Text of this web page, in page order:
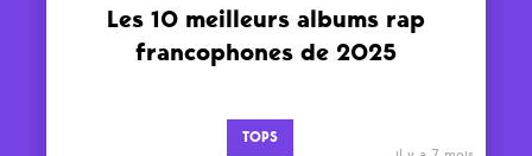
Les 10 meilleurs albums rap
francophones de 2025
TOPS